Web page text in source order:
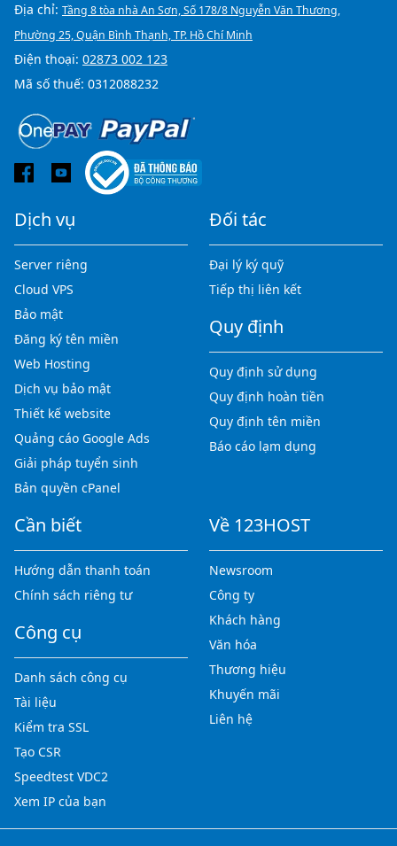
Địa chỉ: Tầng 8 tòa nhà An Sơn, Số 178/8 Nguyễn Văn Thương,
Phường 25, Quận Bình Thạnh, TP. Hồ Chí Minh
Điện thoại: 02873 002 123
Mã số thuế: 0312088232
Dịch vụ
Server riêng
Cloud VPS
Bảo mật
Đăng ký tên miền
Web Hosting
Dịch vụ bảo mật
Thiết kế website
Quảng cáo Google Ads
Giải pháp tuyển sinh
Bản quyền cPanel
Đối tác
Đại lý ký quỹ
Tiếp thị liên kết
Quy định
Quy định sử dụng
Quy định hoàn tiền
Quy định tên miền
Báo cáo lạm dụng
Cần biết
Hướng dẫn thanh toán
Chính sách riêng tư
Công cụ
Danh sách công cụ
Tài liệu
Kiểm tra SSL
Tạo CSR
Speedtest VDC2
Xem IP của bạn
Về 123HOST
Newsroom
Công ty
Khách hàng
Văn hóa
Thương hiệu
Khuyến mãi
Liên hệ